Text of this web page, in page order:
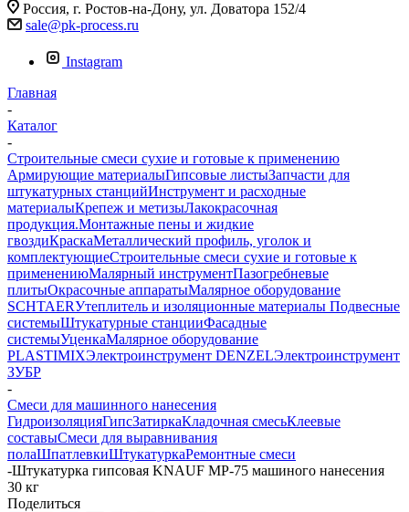
Россия, г. Ростов-на-Дону, ул. Доватора 152/4
sale@pk-process.ru
Instagram
Главная
-
Каталог
-
Строительные смеси сухие и готовые к применению
Армирующие материалыГипсовые листыЗапчасти для
штукатурных станцийИнструмент и расходные
материалыКрепеж и метизыЛакокрасочная
продукция.Монтажные пены и жидкие
гвоздиКраскаМеталлический профиль, уголок и
комплектующиеСтроительные смеси сухие и готовые к
применениюМалярный инструментПазогребневые
плитыОкрасочные аппаратыМалярное оборудование
SCHTAERУтеплитель и изоляционные материалы Подвесные
системыШтукатурные станцииФасадные
системыУценкаМалярное оборудование
PLASTIMIXЭлектроинструмент DENZELЭлектроинструмент
ЗУБР
-
Смеси для машинного нанесения
ГидроизоляцияГипсЗатиркаКладочная смесьКлеевые
составыСмеси для выравнивания
полаШпатлевкиШтукатуркаРемонтные смеси
-Штукатурка гипсовая KNAUF MP-75 машиного нанесения
30 кг
Поделиться